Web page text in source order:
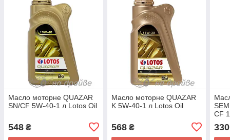
Масло моторне QUAZAR
SN/CF 5W-40-1 л Lotos Oil
548 ₴
Масло моторне QUAZAR
K 5W-40-1 л Lotos Oil
568₴
CF
330